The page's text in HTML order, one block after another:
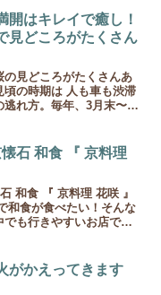
ような気がして、周り...
開はキレイで癒し！
見どころがたくさん
の見どころがたくさんあ
頃の時期は 人も車も渋滞
逃れ方。毎年、3月末〜4
京都は碁盤の目と言わ
地に向...
食 『 京料理
和食 『 京料理 花咲 』
和食が食べたい！そんな
も行きやすいお店です♪
うに感じますが、最近
がかえってきます